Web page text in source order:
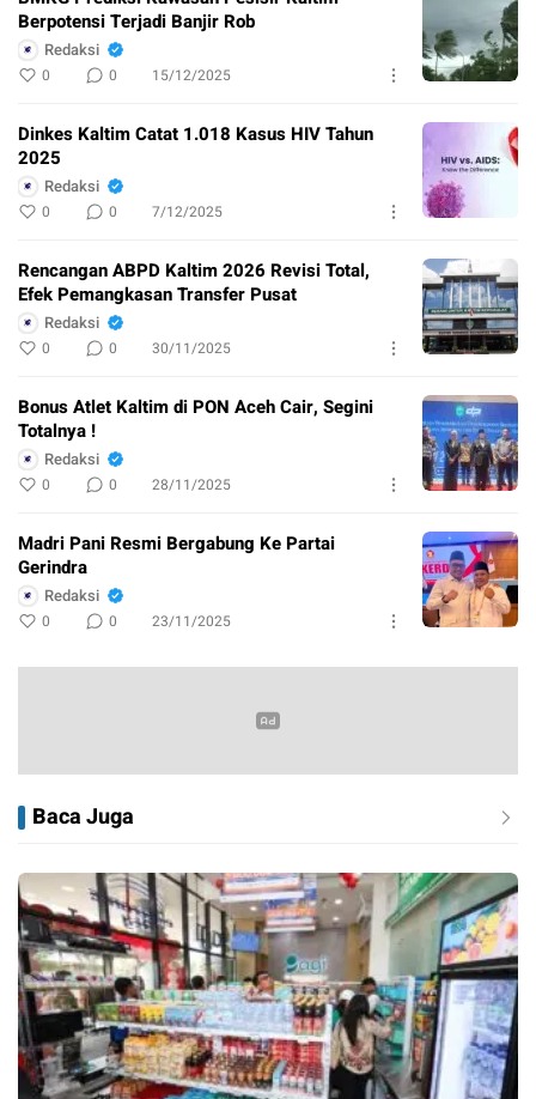
Berpotensi Terjadi Banjir Rob
Redaksi
0 0 15/12/2025
Dinkes Kaltim Catat 1.018 Kasus HIV Tahun
2025
Redaksi
0 0 7/12/2025
Rencangan ABPD Kaltim 2026 Revisi Total,
Efek Pemangkasan Transfer Pusat
Redaksi
0 0 30/11/2025
Bonus Atlet Kaltim di PON Aceh Cair, Segini
Totalnya !
Redaksi
0 0 28/11/2025
Madri Pani Resmi Bergabung Ke Partai
Gerindra
Redaksi
0 0 23/11/2025
Baca Juga